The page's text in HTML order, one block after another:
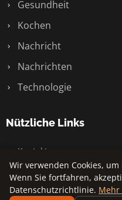
Gesundheit
Kochen
Nachricht
Nachrichten
Technologie
Nützliche Links
Kontakt
Wir verwenden Cookies,
Wenn Sie fortfahren,
Datenschutzrichtlinie. Mehr